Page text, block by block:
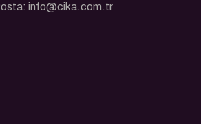
info@cika.com.tr